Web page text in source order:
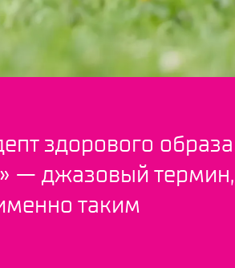
здорового
» — джазовый
таким